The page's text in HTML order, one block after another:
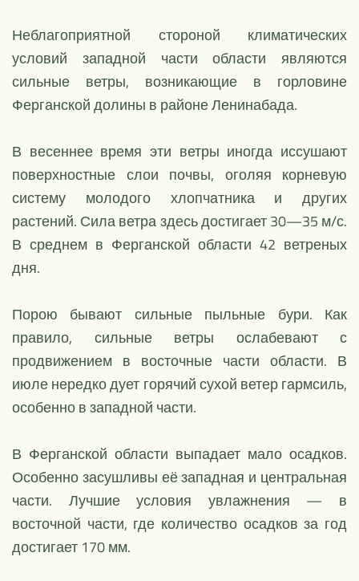
Неблагоприятной стороной климатических
условий западной части области являются
сильные ветры, возникающие в горловине
Ферганской долины в районе Ленинабада.
В весеннее время эти ветры иногда иссушают
поверхностные слои почвы, оголяя корневую
систему молодого хлопчатника и других
растений. Сила ветра здесь достигает 30—35 м/с.
В среднем в Ферганской области 42 ветреных
дня.
Порою бывают сильные пыльные бури. Как
правило, сильные ветры ослабевают с
продвижением в восточные части области. В
июле нередко дует горячий сухой ветер гармсиль,
особенно в западной части.
В Ферганской области выпадает мало осадков.
Особенно засушливы её западная и центральная
части. Лучшие условия увлажнения — в
восточной части, где количество осадков за год
достигает 170 мм.